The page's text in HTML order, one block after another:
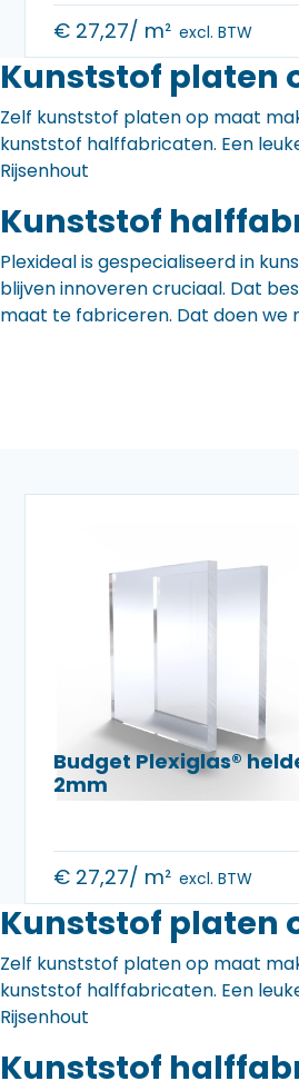
€27,27/ m² excl. BTW
Kunststof platen
Zelf kunststof platen op maat
kunststof halffabricaten. Een
Rijsenhout
Kunststof
Plexideal is gespecialiseerd in
blijven innoveren cruciaal. Dat
maat te fabriceren. Dat doen we
Budget Plexiglas®
2mm
€27,27/ m² excl. BTW
Kunststof platen
Zelf kunststof platen op maat
kunststof halffabricaten. Een
Rijsenhout
Kunststof